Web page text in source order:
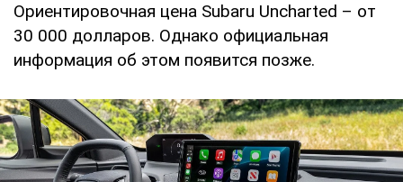
Ориентировочная цена Subaru Uncharted – от
30 000 долларов. Однако официальная
информация об этом появится позже.